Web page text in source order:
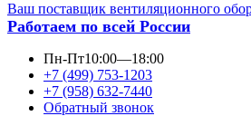
Ваш поставщик вентиляционного
Работаем по всей России
Пн-Пт10:00—18:00
+7 (499) 753-1203
+7 (958) 632-7440
Обратный звонок